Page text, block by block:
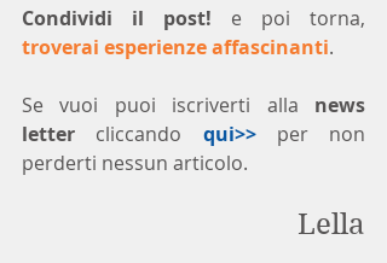
Condividi il post!
troverai esperienze affascinanti.
Se vuoi puoi iscriverti alla news
letter cliccando qui>> per non
perderti nessun articolo.
Lella